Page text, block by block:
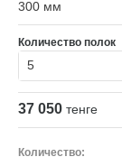
300 мм
Количество полок
5
37 050 тенге
Количество: